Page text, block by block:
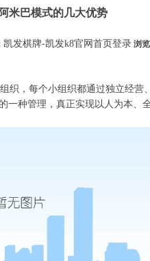
米巴模式的几大优势
凯发棋牌-凯发k8官网首页登录浏览
，每个小组织都通过独立经营
一种管理，真正实现以人为本、